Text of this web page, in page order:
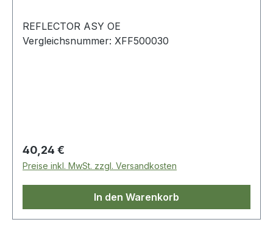
REFLECTOR ASY OE
Vergleichsnummer: XFF500030
Regulärer Preis:
40,24 €
Preise inkl. MwSt. zzgl. Versandkosten
In den Warenkorb